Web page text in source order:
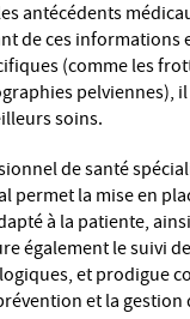
antécédents
de ces informations
(comme les
pelviennes),
soins.
de santé
permet la mise en
à la patiente,
également le suivi
et prodigue
et la gestion